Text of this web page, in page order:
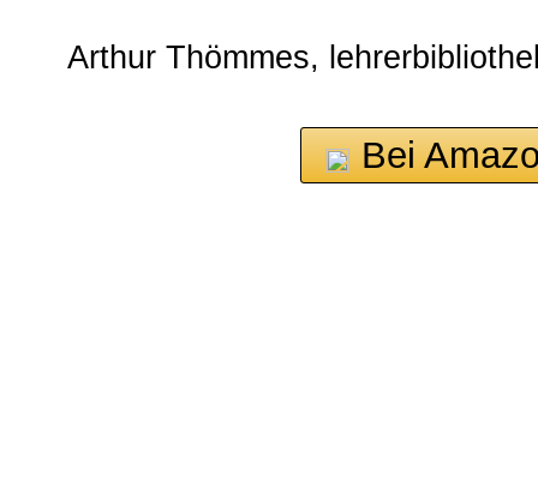
Arthur Thömmes,
Bei